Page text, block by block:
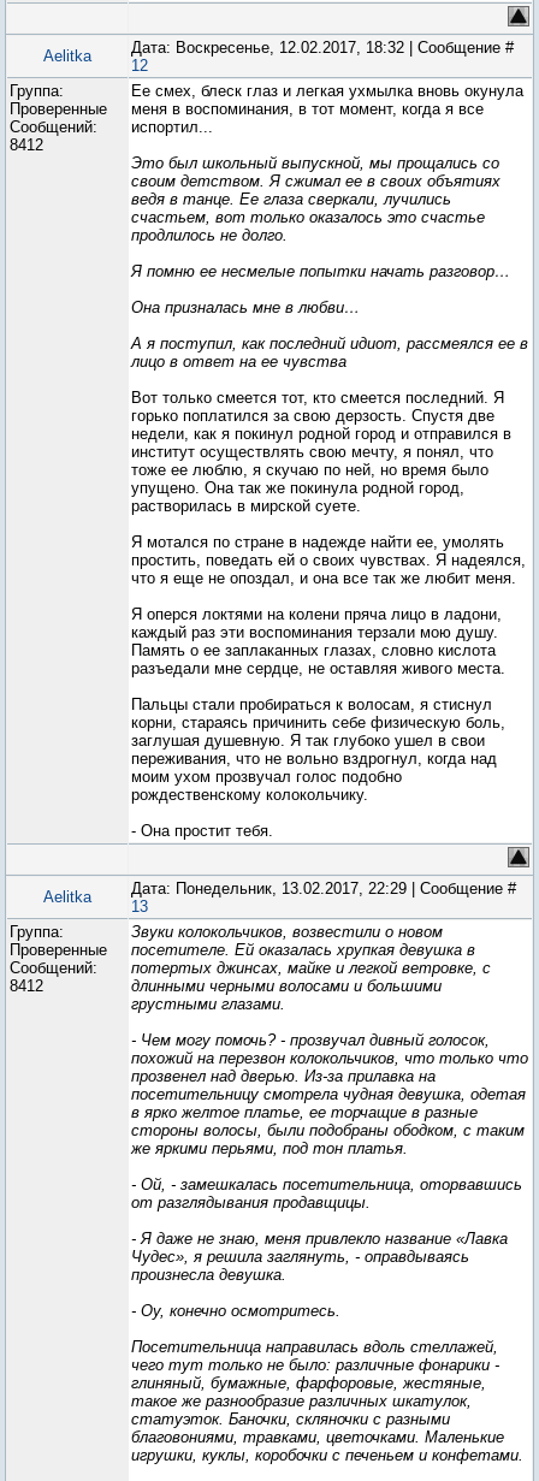
Aelitka
Дата: Воскресенье, 12.02.2017, 18:32 | Сообщение #
12
Группа:
Проверенные
Сообщений:
8412
Ее смех, блеск глаз и легкая ухмылка вновь окунула
меня в воспоминания, в тот момент, когда я все
испортил...
Это был школьный выпускной, мы прощались со
своим детством. Я сжимал ее в своих объятиях
ведя в танце. Ее глаза сверкали, лучились
счастьем, вот только оказалось это счастье
продлилось не долго.
Я помню ее несмелые попытки начать разговор…
Она призналась мне в любви…
А я поступил, как последний идиот, рассмеялся ее в
лицо в ответ на ее чувства
Вот только смеется тот, кто смеется последний. Я
горько поплатился за свою дерзость. Спустя две
недели, как я покинул родной город и отправился в
институт осуществлять свою мечту, я понял, что
тоже ее люблю, я скучаю по ней, но время было
упущено. Она так же покинула родной город,
растворилась в мирской суете.
Я мотался по стране в надежде найти ее, умолять
простить, поведать ей о своих чувствах. Я надеялся,
что я еще не опоздал, и она все так же любит меня.
Я оперся локтями на колени пряча лицо в ладони,
каждый раз эти воспоминания терзали мою душу.
Память о ее заплаканных глазах, словно кислота
разъедали мне сердце, не оставляя живого места.
Пальцы стали пробираться к волосам, я стиснул
корни, стараясь причинить себе физическую боль,
заглушая душевную. Я так глубоко ушел в свои
переживания, что не вольно вздрогнул, когда над
моим ухом прозвучал голос подобно
рождественскому колокольчику.
- Она простит тебя.
Aelitka
Дата: Понедельник, 13.02.2017, 22:29 | Сообщение #
13
Группа:
Проверенные
Сообщений:
8412
Звуки колокольчиков, возвестили о новом
посетителе. Ей оказалась хрупкая девушка в
потертых джинсах, майке и легкой ветровке, с
длинными черными волосами и большими
грустными глазами.
- Чем могу помочь? - прозвучал дивный голосок,
похожий на перезвон колокольчиков, что только что
прозвенел над дверью. Из-за прилавка на
посетительницу смотрела чудная девушка, одетая
в ярко желтое платье, ее торчащие в разные
стороны волосы, были подобраны ободком, с таким
же яркими перьями, под тон платья.
- Ой, - замешкалась посетительница, оторвавшись
от разглядывания продавщицы.
- Я даже не знаю, меня привлекло название «Лавка
Чудес», я решила заглянуть, - оправдываясь
произнесла девушка.
- Оу, конечно осмотритесь.
Посетительница направилась вдоль стеллажей,
чего тут только не было: различные фонарики -
глиняный, бумажные, фарфоровые, жестяные,
такое же разнообразие различных шкатулок,
статуэток. Баночки, скляночки с разными
благовониями, травками, цветочками. Маленькие
игрушки, куклы, коробочки с печеньем и конфетами.